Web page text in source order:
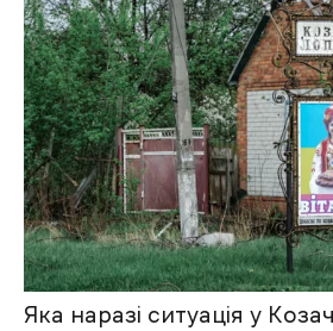
Яка наразі ситуація у